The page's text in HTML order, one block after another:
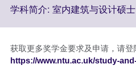
More
学科简介: 室内建筑与设计硕士
获取更多奖学金要求及申请，请登
https://www.ntu.ac.uk/study-